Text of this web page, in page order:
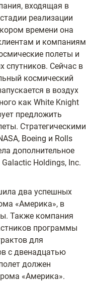
входящая в
реализации
времени она
и компаниям
полеты и
спутников. Сейчас в
космический
в воздух
как White Knight
предложить
Стратегическими
Boeing и Rolls
дополнительное
Holdings, Inc.
два успешных
«Америка», в
Также компания
программы
для
с двенадцатью
должен
«Америка».